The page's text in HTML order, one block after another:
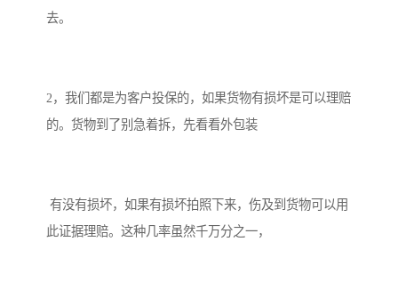
去。
2，我们都是为客户投保的，如果货物有损坏是可以理赔
的。货物到了别急着拆，先看看外包装
有没有损坏，如果有损坏拍照下来，伤及到货物可以用
此证据理赔。这种几率虽然千万分之一，